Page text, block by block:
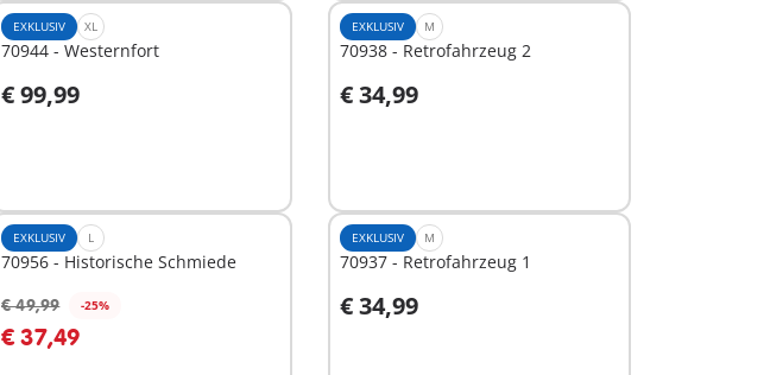
EXKLUSIV XL
70944 - Westernfort
€ 99,99
EXKLUSIV M
70938 - Retrofahrzeug 2
€ 34,99
In den Warenkorb
EXKLUSIV L
70956 - Historische Schmiede
€ 49,99 -25%
€ 37,49
EXKLUSIV M
70937 - Retrofahrzeug 1
€ 34,99
In den Warenkorb